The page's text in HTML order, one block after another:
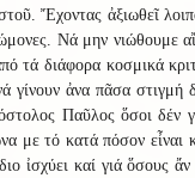
Ἔχοντας ἀξιωθεῖ
Νά μην νιώθουμε
τά διάφορα κοσμικά
γίνουν ἀνα πᾶσα στιγμή
Παῦλος ὅσοι δέν
με τό κατά πόσον εἶναι
ἰσχύει καί γιά ὅσους ἄν